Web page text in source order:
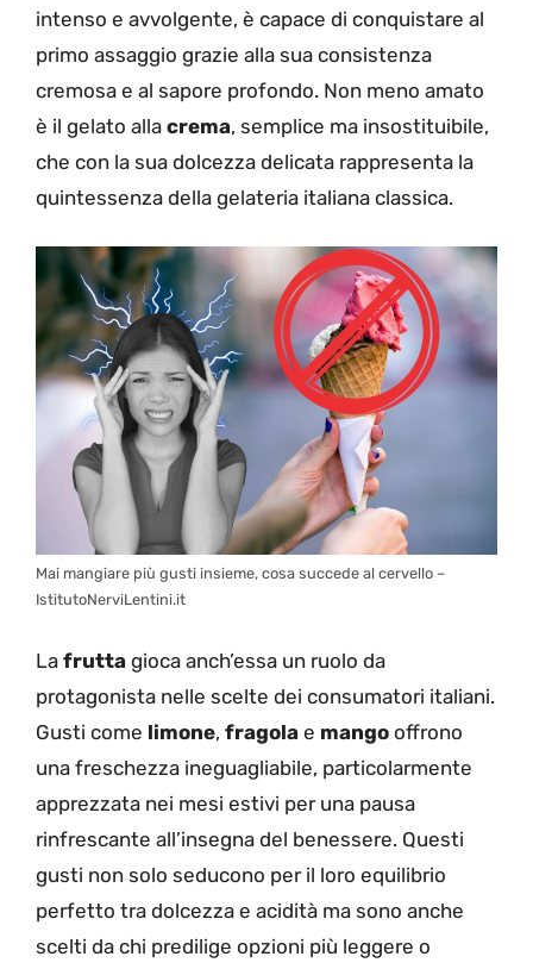
intenso e avvolgente, è capace di conquistare al
primo assaggio grazie alla sua consistenza
cremosa e al sapore profondo. Non meno amato
è il gelato alla crema, semplice ma insostituibile,
che con la sua dolcezza delicata rappresenta la
quintessenza della gelateria italiana classica.
Mai mangiare più gusti insieme, cosa succede al cervello –
IstitutoNerviLentini.it
La frutta gioca anch’essa un ruolo da
protagonista nelle scelte dei consumatori italiani.
Gusti come limone, fragola e mango offrono
una freschezza ineguagliabile, particolarmente
apprezzata nei mesi estivi per una pausa
rinfrescante all’insegna del benessere. Questi
gusti non solo seducono per il loro equilibrio
perfetto tra dolcezza e acidità ma sono anche
scelti da chi predilige opzioni più leggere o